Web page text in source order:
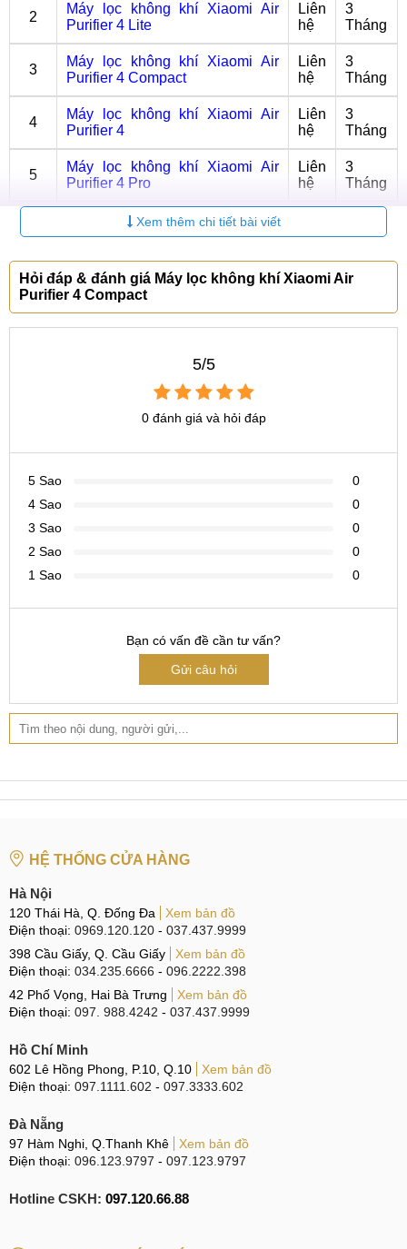
2
Máy lọc không khí Xiaomi Air
Purifier 4 Lite
Liên
hệ
3
Tháng
3
Máy lọc không khí Xiaomi Air
Purifier 4 Compact
Liên
hệ
3
Tháng
4
Máy lọc không khí Xiaomi Air
Purifier 4
Liên
hệ
3
Tháng
5
Máy lọc không khí Xiaomi Air
Purifier 4 Pro
Liên
hệ
3
Tháng
Thông số của máy lọc không khí Xiaomi Air
Xiaomi Air Purifier 4 Compact mang trong mình những thông
số kỹ thuật đáng chú ý, tạo nên sức mạnh và hiệu quả trong
việc làm sạch không khí. Với thiết kế nhỏ gọn và tinh tế,
còn giúp đảm bảo không khí sạch và trong lành trong môi
Kích thước và trọng lượng: Với kích thước 220 x 355mm và
trọng lượng chỉ 2.2kg, Xiaomi Air Purifier 4 Compact có thiết
kế dễ dàng để bạn đặt ở bất kỳ vị trí nào trong ngôi nhà của
bạn.
Bộ lọc 3 trong 1: Sự kết hợp của bộ lọc tiên tiến giúp máy
micromet, bao gồm cả bụi mịn PM2.5, phấn hoa và lông thú
cưng, đem lại không gian trong lành và sạch sẽ.
phòng có diện tích lên đến 27m2.
Tiết kiệm năng lượng: Máy lọc Xiaomi Air Purifier 4 Compact
sử dụng động cơ DC yên tĩnh và tiết kiệm năng lượng, hoạt
động ở độ ồn thấp nhất chỉ 20dB ở chế độ im lặng. Mức tiêu
thụ điện tối đa chỉ 27W.
Thiết kế của máy lọc không khí Xiaomi Air Purifier
4 Compact
Với thiết kế tinh tế và hiện đại, Xiaomi Air Purifier 4 Compact
không chỉ là một máy lọc không khí mà còn là một tác phẩm
nghệ thuật thú vị trong không gian sống của bạn. Sự độc
đáo của thiết kế này là điểm nhấn đầu tiên khi bạn nhìn vào
máy.
Thiết kế của Xiaomi Air Purifier 4 Compact
Xem thêm chi tiết bài viết
Hỏi đáp & đánh giá Máy lọc không khí Xiaomi Air
Purifier 4 Compact
5/5
0 đánh giá và hỏi đáp
5 Sao
0
4 Sao
0
3 Sao
0
2 Sao
0
1 Sao
0
Bạn có vấn đề cần tư vấn?
Gửi câu hỏi
HỆ THỐNG CỬA HÀNG
Hà Nội
120 Thái Hà, Q. Đống Đa
Xem bản đồ
Điện thoại: 0969.120.120 - 037.437.9999
398 Cầu Giấy, Q. Cầu Giấy
Xem bản đồ
Điện thoại: 034.235.6666 - 096.2222.398
42 Phố Vọng, Hai Bà Trưng
Xem bản đồ
Điện thoại: 097. 988.4242 - 037.437.9999
Hồ Chí Minh
602 Lê Hồng Phong, P.10, Q.10
Xem bản đồ
Điện thoại: 097.1111.602 - 097.3333.602
Đà Nẵng
97 Hàm Nghi, Q.Thanh Khê
Xem bản đồ
Điện thoại: 096.123.9797 - 097.123.9797
Hotline CSKH: 097.120.66.88